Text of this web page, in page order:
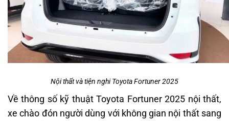
Nội thất và tiện nghi Toyota Fortuner 2025
Về thông số kỹ thuật Toyota Fortuner 2025 nội thất,
xe chào đón người dùng với không gian nội thất sang